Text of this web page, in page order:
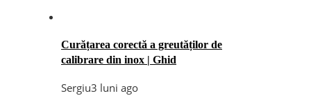
Curățarea corectă a greutăților de
calibrare din inox | Ghid
Sergiu3 luni ago